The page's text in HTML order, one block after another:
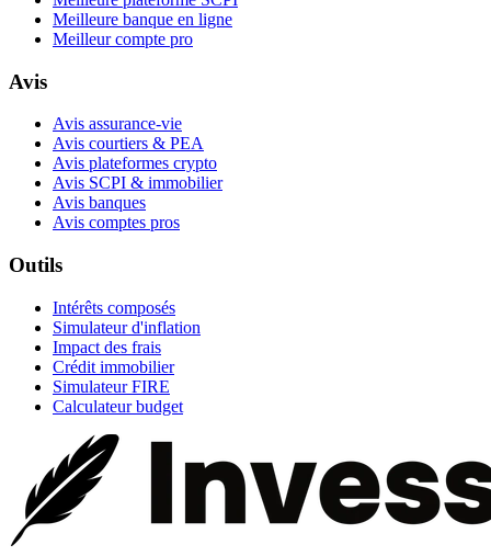
Meilleure banque en ligne
Meilleur compte pro
Avis
Avis assurance-vie
Avis courtiers & PEA
Avis plateformes crypto
Avis SCPI & immobilier
Avis banques
Avis comptes pros
Outils
Intérêts composés
Simulateur d'inflation
Impact des frais
Crédit immobilier
Simulateur FIRE
Calculateur budget